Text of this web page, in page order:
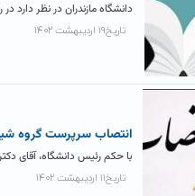
دانشگاه مازندران در نظر دارد
تاریخ۱۹ اردیبهشت ۱۴۰۲
انتصاب سرپرست گروه
با حکم رئیس دانشگاه، آقای
تاریخ۱۱ اردیبهشت ۱۴۰۲